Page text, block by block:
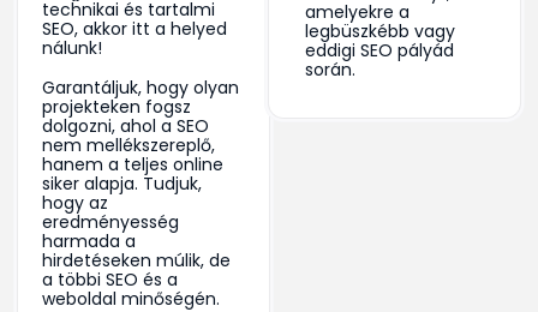
technikai és tartalmi
SEO, akkor itt a helyed
nálunk!
Garantáljuk, hogy olyan
projekteken fogsz
dolgozni, ahol a SEO
nem mellékszereplő,
hanem a teljes online
siker alapja. Tudjuk,
hogy az
eredményesség
harmada a
hirdetéseken múlik, de
a többi SEO és a
weboldal minőségén.
amelyekre a
legbüszkébb vagy
eddigi SEO pályád
során.